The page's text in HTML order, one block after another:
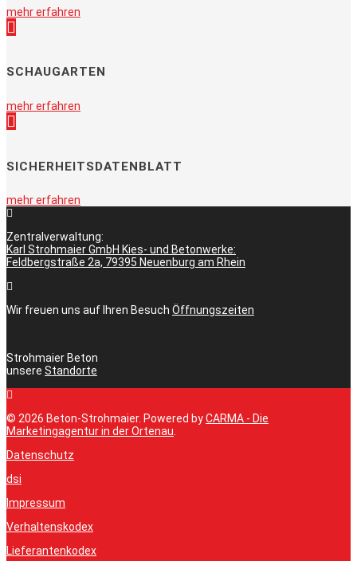
mehr erfahren
SCHAUGARTEN
mehr erfahren
SICHERHEITSDATENBLATT
mehr erfahren
Zentralverwaltung:
Karl Strohmaier GmbH Kies- und Betonwerke:
Feldbergstraße 2a, 79395 Neuenburg am Rhein
Wir freuen uns auf Ihren Besuch Öffnungszeiten
Strohmaier Beton
unsere Standorte
© 2026 Beton-Strohmaier. Powered byCARMA - Die
Marketingagentur in der Ortenau
Datenschutz
dsi
Impressum
Verhaltenskodex
Lieferantenkodex